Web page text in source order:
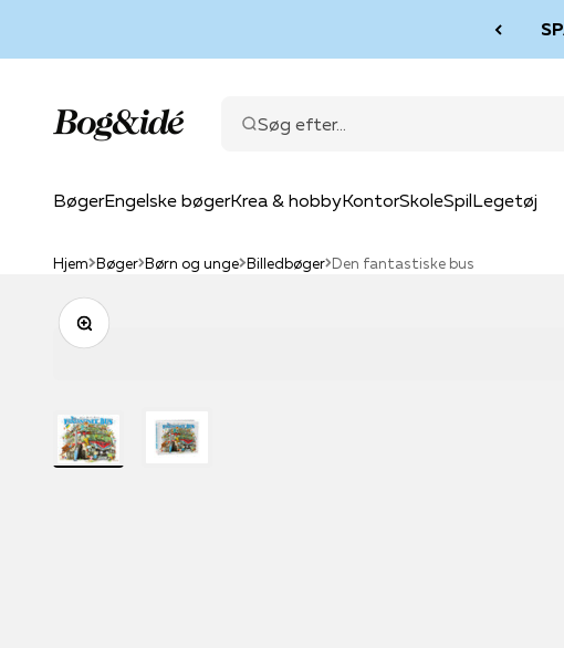
BøgerEngelske bøgerKrea & hobbyKontorSkoleSpilLegetøj
Søg efter...
Bog & idé
Hjem Bøger Børn og unge Billedbøger Den fantastiske bus
Zoom